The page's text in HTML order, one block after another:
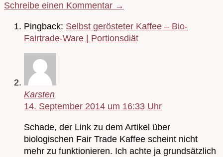
Schreibe einen Kommentar →
Pingback: Selbst gerösteter Kaffee – Bio-
Fairtrade-Ware | Portionsdiät
Karsten
14. September 2014 um 16:33 Uhr
Schade, der Link zu dem Artikel über
biologischen Fair Trade Kaffee scheint nicht
mehr zu funktionieren. Ich achte ja grundsätzlich